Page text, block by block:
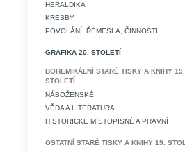
HERALDIKA
KRESBY
POVOLÁNÍ, ŘEMESLA, ČINNOSTI.
GRAFIKA 20. STOLETÍ
BOHEMIKÁLNÍ STARÉ TISKY A KNIHY 19.
STOLETÍ
NÁBOŽENSKÉ
VĚDA A LITERATURA
HISTORICKÉ MÍSTOPISNÉ A PRÁVNÍ
OSTATNÍ STARÉ TISKY A KNIHY 19. STOL